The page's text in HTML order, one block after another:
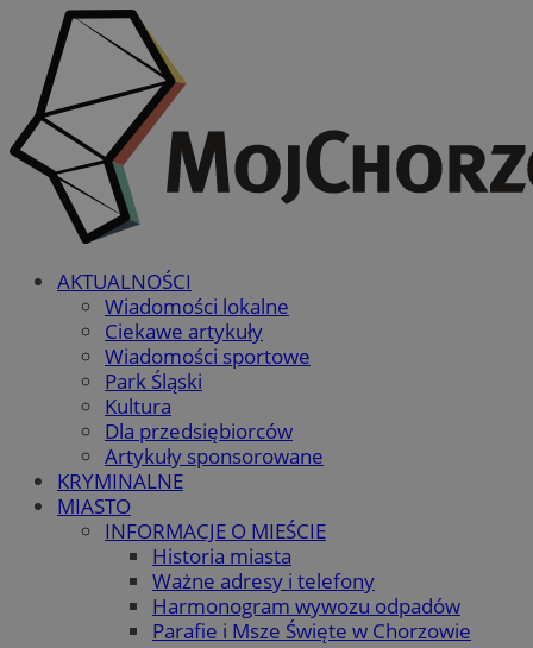
AKTUALNOŚCI
Wiadomości lokalne
Ciekawe artykuły
Wiadomości sportowe
Park Śląski
Kultura
Dla przedsiębiorców
Artykuły sponsorowane
KRYMINALNE
MIASTO
INFORMACJE O MIEŚCIE
Historia miasta
Ważne adresy i telefony
Harmonogram wywozu odpadów
Parafie i Msze Święte w Chorzowie